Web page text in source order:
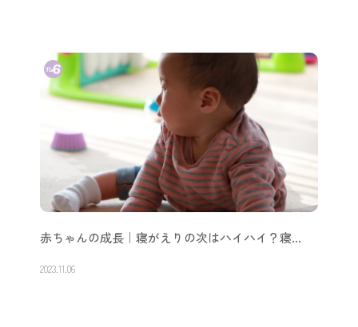
赤ちゃんの成長｜寝がえりの次はハイハイ？寝…
2023.11.06